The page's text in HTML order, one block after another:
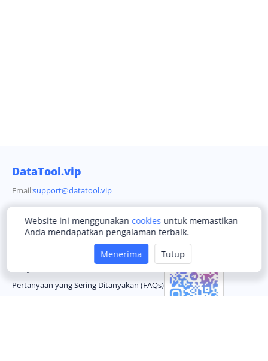
DataTool.vip
Email:support@datatool.vip
Perusahaan
Pertanyaan yang Sering Ditanyakan (FAQs)
Komunitas Telegram
Website ini menggunakancookies untuk memastikan
Anda mendapatkan pengalaman terbaik.
Menerima
Tutup